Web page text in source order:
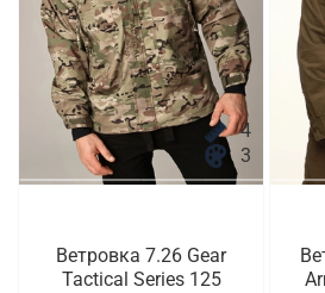
4
3
Ветровка 7.26 Gear
Tactical Series 125